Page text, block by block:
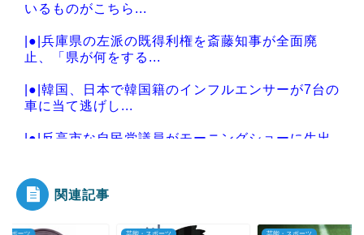
いるものがこちら...
|●|兵庫県の左派の既得利権を斎藤知事が全面廃
止、「県が何をする...
|●|韓国、日本で韓国籍のインフルエンサーが7台の
車に当て逃げし...
|●|反高市な自民党議員がモーニングショーに生出
関連記事
ポーツ 芸能・スポーツ 芸能・スポーツ